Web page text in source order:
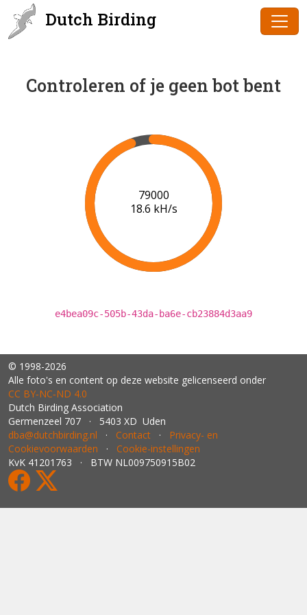
Dutch Birding
Controleren of je geen bot bent
80000
18.6 kH/s
e4bea09c-505b-43da-ba6e-cb23884d3aa9
© 1998-2026
Alle foto's en content op deze website gelicenseerd onder
CC BY‑NC‑ND 4.0
Dutch Birding Association
Germenzeel 707 · 5403 XD Uden
dba@dutchbirding.nl · Contact · Privacy- en
Cookievoorwaarden · Cookie-instellingen
KvK 41201763 · BTW NL009750915B02